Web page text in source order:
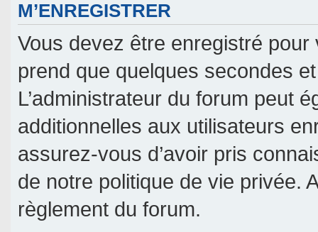
M’ENREGISTRER
Vous devez être enregistré pour
prend que quelques secondes
L’administrateur du forum peut
additionnelles aux utilisateurs
assurez-vous d’avoir pris
de notre politique de vie privée.
règlement du forum.